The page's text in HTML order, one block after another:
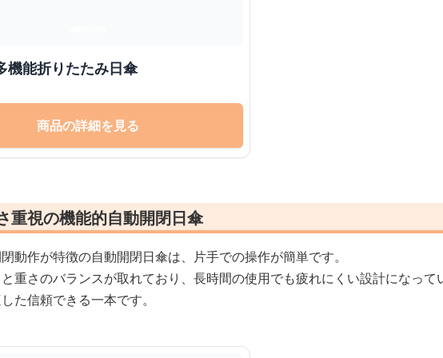
機能折りたたみ日傘
商品の詳細を見る
重視の機能的自動開閉日傘
動作が特徴の自動開閉日傘は、片手での操作が簡単です。
重さのバランスが取れており、長時間の使用でも疲れにくい設計になって
た信頼できる一本です。